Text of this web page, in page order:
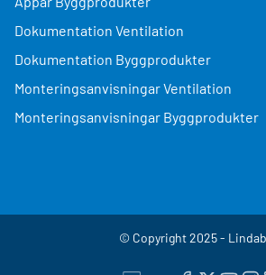
Dokumentation Ventilation
Dokumentation Byggprodukter
Monteringsanvisningar Ventilation
Monteringsanvisningar Byggprodukter
© Copyright 2025 -